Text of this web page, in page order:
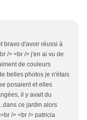
bravo d'avoir réussi à
/> <br /> j'en ai vu de
de couleurs
belles photos je n'étais
posaient et elles
il y avait du
ce jardin alors
/> <br /> patricia